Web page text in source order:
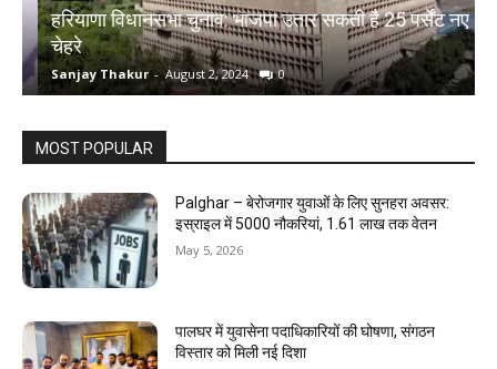
हरियाणा विधानसभा चुनाव: भाजपा उतार सकती है 25 पर्सेंट नए
चेहरे
Sanjay Thakur - August 2, 2024 0
MOST POPULAR
Palghar – बेरोजगार युवाओं के लिए सुनहरा अवसर:
इस्राइल में 5000 नौकरियां, ₹1.61 लाख तक वेतन
May 5, 2026
पालघर में युवासेना पदाधिकारियों की घोषणा, संगठन
विस्तार को मिली नई दिशा